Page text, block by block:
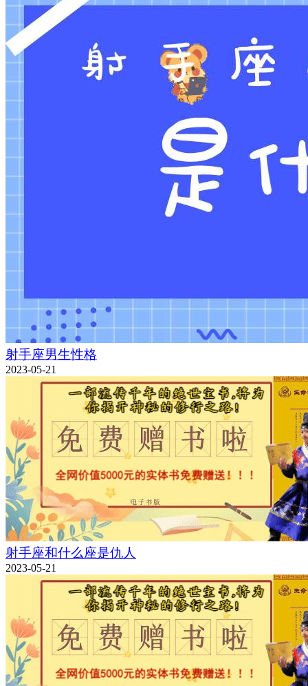
射手座男生性格
2023-05-21
射手座和什么座是仇人
2023-05-21